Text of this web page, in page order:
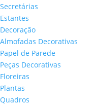
Secretárias
Estantes
Decoração
Almofadas Decorativas
Papel de Parede
Peças Decorativas
Floreiras
Plantas
Quadros